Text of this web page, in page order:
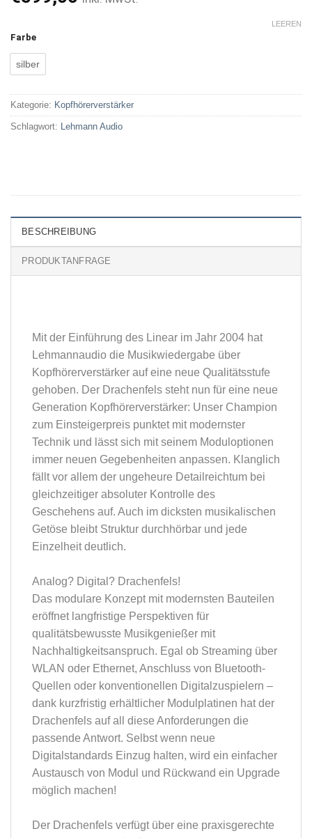
Farbe
silber
LEEREN
Kategorie: Kopfhörerverstärker
Schlagwort: Lehmann Audio
BESCHREIBUNG
PRODUKTANFRAGE
Mit der Einführung des Linear im Jahr 2004 hat
Lehmannaudio die Musikwiedergabe über
Kopfhörerverstärker auf eine neue Qualitätsstufe
gehoben. Der Drachenfels steht nun für eine neue
Generation Kopfhörerverstärker: Unser Champion
zum Einsteigerpreis punktet mit modernster
Technik und lässt sich mit seinem Moduloptionen
immer neuen Gegebenheiten anpassen. Klanglich
fällt vor allem der ungeheure Detailreichtum bei
gleichzeitiger absoluter Kontrolle des
Geschehens auf. Auch im dicksten musikalischen
Getöse bleibt Struktur durchhörbar und jede
Einzelheit deutlich.
Analog? Digital? Drachenfels!
Das modulare Konzept mit modernsten Bauteilen
eröffnet langfristige Perspektiven für
qualitätsbewusste Musikgenießer mit
Nachhaltigkeitsanspruch. Egal ob Streaming über
WLAN oder Ethernet, Anschluss von Bluetooth-
Quellen oder konventionellen Digitalzuspielern –
dank kurzfristig erhältlicher Modulplatinen hat der
Drachenfels auf all diese Anforderungen die
passende Antwort. Selbst wenn neue
Digitalstandards Einzug halten, wird ein einfacher
Austausch von Modul und Rückwand ein Upgrade
möglich machen!
Der Drachenfels verfügt über eine praxisgerechte